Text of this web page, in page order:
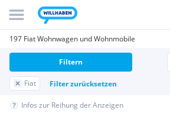
197 Fiat Wohnwagen und Wohnmobile
Fiat Filter zurücksetzen
Filtern
Infos zur Reihung der Anzeigen